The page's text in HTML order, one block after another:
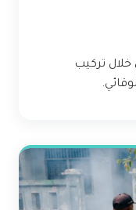
تركيب